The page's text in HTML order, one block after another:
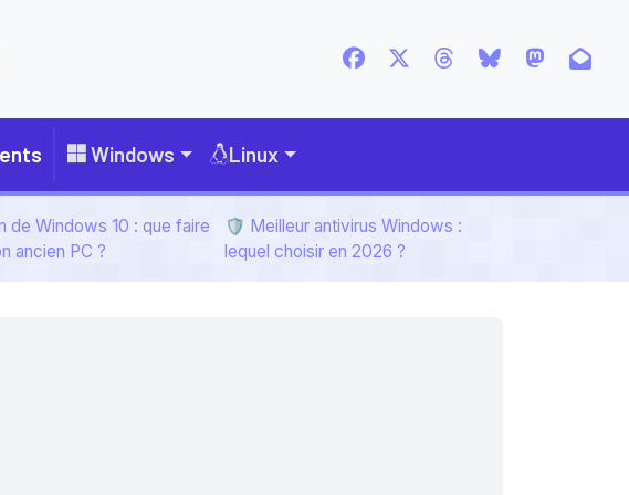
Windows Linux
de Windows 10 : que faire
ancien PC ?
🛡️ Meilleur antivirus Windows :
lequel choisir en 2026 ?